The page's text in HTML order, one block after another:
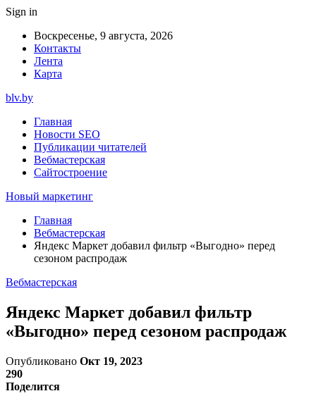
Sign in
Воскресенье, 9 августа, 2026
Контакты
Лента
Карта
blv.by
Главная
Новости SEO
Публикации читателей
Вебмастерская
Сайтостроение
Новый маркетинг
Главная
Вебмастерская
Яндекс Маркет добавил фильтр «Выгодно» перед
сезоном распродаж
Вебмастерская
Яндекс Маркет добавил фильтр
«Выгодно» перед сезоном распродаж
Опубликовано Окт 19, 2023
290
Поделится